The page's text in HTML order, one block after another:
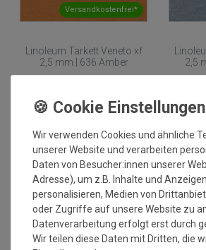
Versandkostenfrei*
Linoleum Tarkett Veneto xf
2,5 mm | 636 Amber
inkl. ges. MwSt.
Versandkostenfrei*
2,5
Wir verwenden Cookies und ähnliche
unserer Website und verarbeiten
Daten von Besucher:innen unserer
Adresse), um z.B. Inhalte und
personalisieren, Medien von
oder Zugriffe auf unsere Website zu
Datenverarbeitung erfolgt erst durch
Wir teilen diese Daten mit Dritten, die